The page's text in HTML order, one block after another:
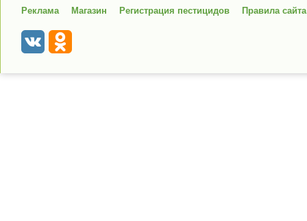
Реклама Магазин Регистрация пестицидов Правила сайта